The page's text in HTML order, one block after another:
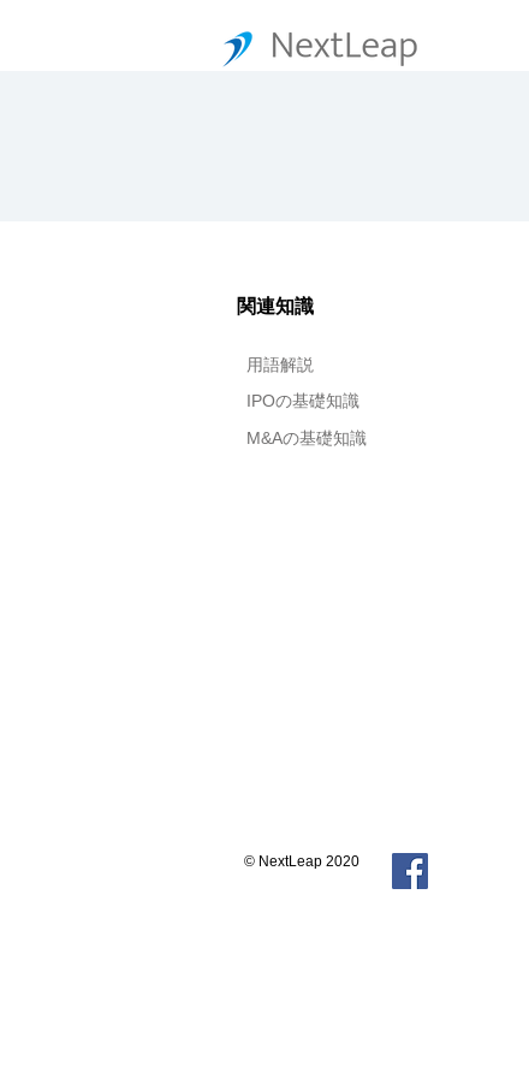
関連知識
用語解説
IPOの基礎知識
M&Aの基礎知識
© NextLeap 2020